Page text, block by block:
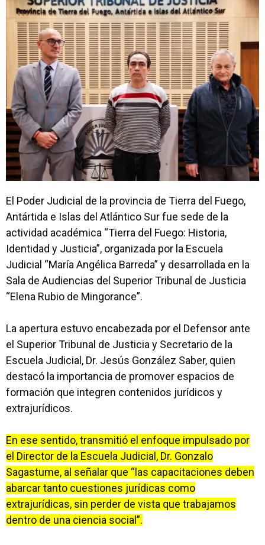
El Poder Judicial de la provincia de Tierra del Fuego,
Antártida e Islas del Atlántico Sur fue sede de la
actividad académica “Tierra del Fuego: Historia,
Identidad y Justicia”, organizada por la Escuela
Judicial “María Angélica Barreda” y desarrollada en la
Sala de Audiencias del Superior Tribunal de Justicia
“Elena Rubio de Mingorance”.
La apertura estuvo encabezada por el Defensor ante
el Superior Tribunal de Justicia y Secretario de la
Escuela Judicial, Dr. Jesús González Saber, quien
destacó la importancia de promover espacios de
formación que integren contenidos jurídicos y
extrajurídicos.
En ese sentido, transmitió el enfoque impulsado por
el Director de la Escuela Judicial, Dr. Gonzalo
Sagastume, al señalar que “las capacitaciones deben
abarcar tanto cuestiones jurídicas como
extrajurídicas, sin perder de vista que trabajamos
dentro de una ciencia social”.